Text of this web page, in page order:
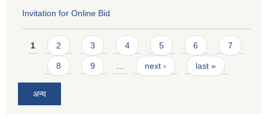
Invitation for Online Bid
Pages
1 2 3 4 5 6 7
8 9 … next › last »
अन्य